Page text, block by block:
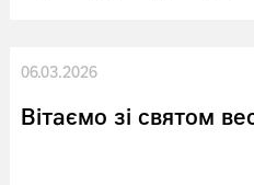
06.03.2026
Вітаємо зі святом